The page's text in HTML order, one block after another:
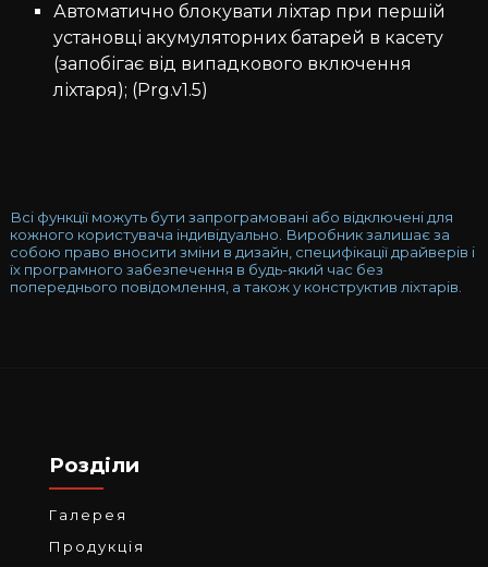
Автоматично блокувати ліхтар при першій
установці акумуляторних батарей в касету
(запобігає від випадкового включення
ліхтаря); (Prg.v1.5)
Всі функції можуть бути запрограмовані або відключені для
кожного користувача індивідуально. Виробник залишає за
собою право вносити зміни в дизайн, специфікації драйверів і
їх програмного забезпечення в будь-який час без
попереднього повідомлення, а також у конструктив ліхтарів.
Розділи
Галерея
Продукція